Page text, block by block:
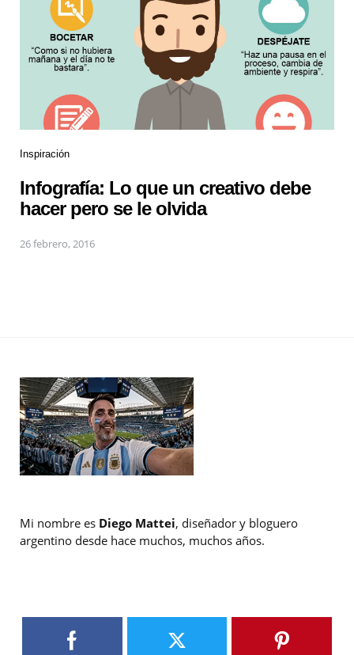
Inspiración
Infografía: Lo que un creativo debe
hacer pero se le olvida
26 febrero, 2016
Mi nombre es Diego Mattei, diseñador y bloguero
argentino desde hace muchos, muchos años.